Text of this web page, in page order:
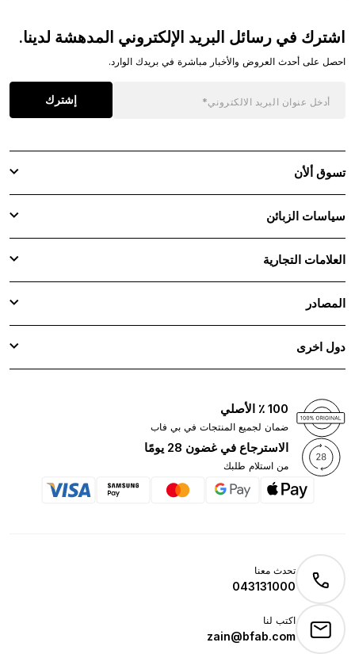
اشترك في رسائل البريد الإلكتروني المدهشة لدينا.
احصل على أحدث العروض والأخبار مباشرة في بريدك الوارد.
إشترك
تسوق ألأن
سياسات الزبائن
العلامات التجارية
المصادر
دول اخرى
100 ٪ الأصلي
ضمان لجميع المنتجات في بي فاب
الاسترجاع في غضون 28 يومًا
من استلام طلبك
تحدث معنا
043131000
اكتب لنا
zain@bfab.com